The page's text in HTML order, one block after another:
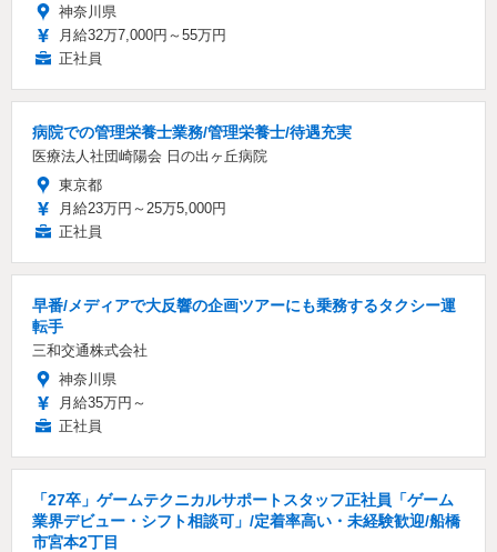
神奈川県
月給32万7,000円～55万円
正社員
病院での管理栄養士業務/管理栄養士/待遇充実
医療法人社団崎陽会 日の出ヶ丘病院
東京都
月給23万円～25万5,000円
正社員
早番/メディアで大反響の企画ツアーにも乗務するタクシー運
転手
三和交通株式会社
神奈川県
月給35万円～
正社員
「27卒」ゲームテクニカルサポートスタッフ正社員「ゲーム
業界デビュー・シフト相談可」/定着率高い・未経験歓迎/船橋
市宮本2丁目